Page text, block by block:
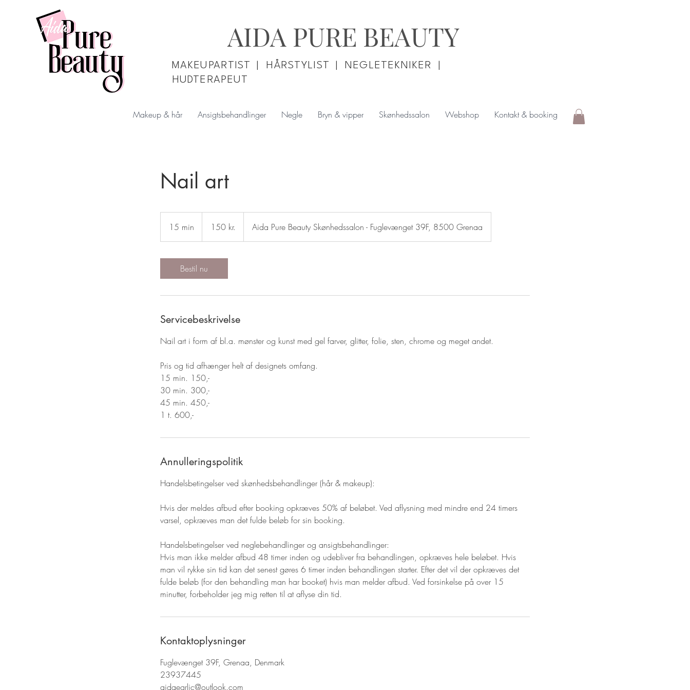
AIDA PURE BEAUTY
MAKEUPARTIST | HÅRSTYLIST | NEGLETEKNIKER |
HUDTERAPEUT
Makeup & hår Ansigtsbehandlinger Negle Bryn & vipper Skønhedssalon Webshop Kontakt & booking
Nail art
15 min
5
i
n
kroner150 kr. Aida Pure Beauty Skønhedssalon - Fuglevænget 39F, 8500 Grenaa
Bestil nu
Servicebeskrivelse
Nail art i form af bl.a. mønster og kunst med gel farver, glitter, folie, sten, chrome og meget andet.
Pris og tid afhænger helt af designets omfang.
15 min. 150,-
30 min. 300,-
45 min. 450,-
1 t. 600,-
Annulleringspolitik
Handelsbetingelser ved skønhedsbehandlinger (hår & makeup):
Hvis der meldes afbud efter booking opkræves 50% af beløbet. Ved aflysning med mindre end 24 timers
varsel, opkræves man det fulde beløb for sin booking.
Handelsbetingelser ved neglebehandlinger og ansigtsbehandlinger:
Hvis man ikke melder afbud 48 timer inden og udebliver fra behandlingen, opkræves hele beløbet. Hvis
man vil rykke sin tid kan det senest gøres 6 timer inden behandlingen starter. Efter det vil der opkræves det
fulde beløb (for den behandling man har booket) hvis man melder afbud. Ved forsinkelse på over 15
minutter, forbeholder jeg mig retten til at aflyse din tid.
Kontaktoplysninger
Fuglevænget 39F, Grenaa, Denmark
23937445
aidaegrlic@outlook.com